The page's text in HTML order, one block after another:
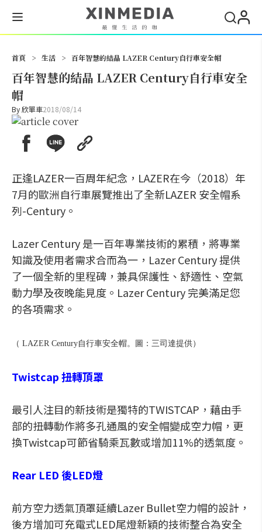
首頁 > 生活 > 百年智慧的結晶 LAZER Century自行車安全帽
百年智慧的結晶 LAZER Century自行車安全
帽
By欣單車2018/08/14
正逢LAZER一百周年紀念，LAZER在今（2018）年
7月的歐洲自行車展覽推出了全新LAZER 安全帽系
列-Century。
Lazer Century 是一百年專業技術的累積，將專業
知識及使用者需求合而為一，Lazer Century 提供
了一個全新的里程碑，兼具保護性、舒適性、空氣
動力學及夜晚能見度。Lazer Century 完美滿足您
的各項需求。
（ LAZER Century自行車安全帽。圖：三司達提供）
Twistcap 扭轉頂罩
最引人注目的新技術是獨特的TWISTCAP，藉由手
部的扭轉動作將多孔通風的安全帽變成空力帽，更
換Twistcap可節省騎乘瓦數或增加11%的透氣度。
Rear LED 後LED燈
前方空力透氣頂罩延續Lazer Bullet空力帽的設計，
後方增加可充電式LED尾燈新穎的技術整合為安全